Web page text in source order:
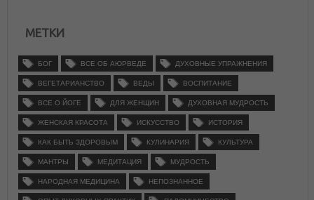
МЕТКИ
БОГ ВСЕ ОБ АЮРВЕДЕ ДУХОВНЫЕ УПРАЖНЕНИЯ
ВЕГЕТАРИАНСТВО ВЕДЫ ВОСПИТАНИЕ
ВСЕ О ЙОГЕ ДЛЯ ЖЕНЩИН ДУХОВНАЯ МУДРОСТЬ
ЖЕНСКАЯ КРАСОТА ИСКУССТВО ИСТОРИЯ
КАК БЫТЬ ЗДОРОВЫМ КУЛИНАРИЯ КУЛЬТУРА
МАНТРЫ МЕДИТАЦИЯ МУДРОСТЬ
НАРОДНАЯ МЕДИЦИНА НЕПОЗНАННОЕ